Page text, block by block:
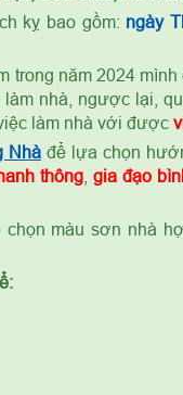
kỵ bao gồm: ngày
trong năm 2024
nhà, ngược lại,
làm nhà với được
Nhàđể lựa chọn
thông ,gia đạo
chọn màu sơn nhà